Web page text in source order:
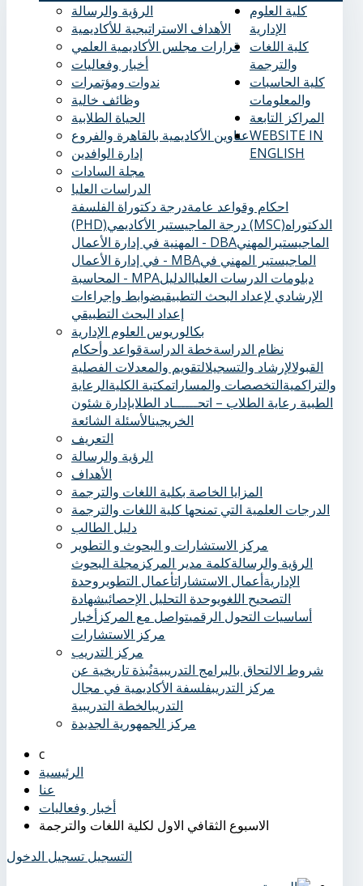
الرؤية والرسالة
الأهداف الاستراتيجية للأكاديمية
قرارات مجلس الأكاديمية العلمي
أخبار وفعاليات
ندوات ومؤتمرات
وظائف خالية
الحياة الطلابية
عناوين الأكاديمية بالقاهرة والفروع
إدارة الوافدين
كلية العلوم
الإدارية
مجلة السادات
الدراسات العليا
احكام وقواعد عامةدرجة دكتوراة الفلسفة
(PHD)
درجة الماجيستير الأكاديمي (MSC)الدكتوراه
المهنية في إدارة الأعمال - DBAالماجيستيرالمهني
في إدارة الأعمال - MBAالماجيستير المهني في
المحاسبة - MPA
دبلومات الدرسات العلياالدليل
الإرشادي لإعداد البحث التطبيقيضوابط وإجراءات
إعداد البحث التطبيقي
بكالوريوس العلوم الإدارية
نظام الدراسةخطة الدراسةقواعد وأحكام
القبولالإرشاد والتسجيلالتقويم والمعدلات الفصلية
والتراكميةالتخصصات والمساراتمكتبة الكليةالرعاية
الطبية ‏ رعاية الطلاب – اتحــــــاد الطلابإدارة شئون
الخريجينالأسئلة الشائعة
كلية اللغات
والترجمة
التعريف
الرؤية والرسالة
الأهداف
المزايا الخاصة بكلية اللغات والترجمة
الدرجات العلمية التي تمنحها كلية اللغات والترجمة
دليل الطالب
كلية الحاسبات
والمعلومات
المراكز التابعة
مركز الاستشارات و البحوث و التطوير
الرؤية والرسالةكلمة مدير المركز مجلة البحوث
الإداريةأعمال الاستشاراتأعمال التطوير وحدة
التصحيح اللغويوحدة التحليل الإحصائيشهادة
أساسيات التحول الرقميتواصل مع المركزأخبار
مركز الاستشارات
مركز التدريب
شروط الالتحاق بالبرامج التدريبيةنُبذة تاريخية عن
مركز التدريبفلسفة الأكاديمية في مجال
التدريبالخطة التدريبية
مركز الجمهورية الجديدة
WEBSITE IN
ENGLISH
الرئيسية
عنا
أخبار وفعاليات
الاسبوع الثقافي الاول لكلية اللغات والترجمة
التسجيل تسجيل الدخول